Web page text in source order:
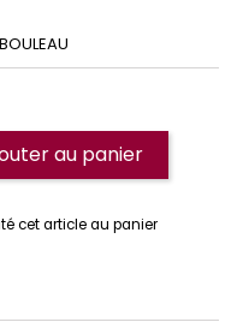
au panier
cet article au panier